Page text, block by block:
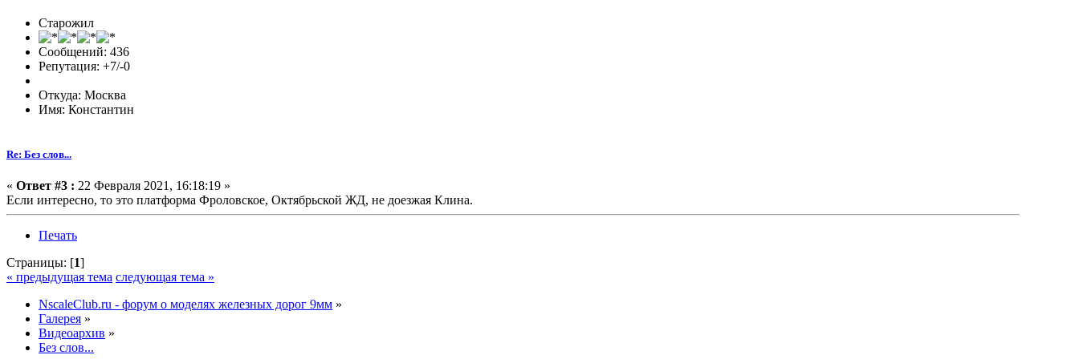
Старожил
Сообщений: 436
Репутация: +7/-0
Откуда: Москва
Имя: Константин
Re: Без слов...
« Ответ #3 : 22 Февраля 2021, 16:18:19 »
Если интересно, то это платформа Фроловское, Октябрьской ЖД, не доезжая Клина.
Печать
Страницы: [1]
« предыдущая тема следующая тема »
NscaleClub.ru - форум о моделях железных дорог 9мм »
Галерея »
Видеоархив »
Без слов...